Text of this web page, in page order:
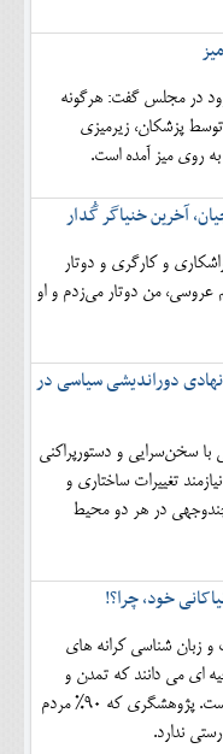
در مجلس گفت: هرگونه
پزشکان، زیرمیزی
روی میز آمده است.
آخرین خنیاگر گُدار
و کارگری و دوتار
عروسی، من دوتار می‌زدم و او
دوراندیشی سیاسی در
با سخن‌سرایی و دستورپراکنی
تغییرات ساختاری و
در هر دو محیط
خود، چرا؟!
و زبان شناسی کرانه های
ای می دانند که تمدن و
فرهنگ هند و اروپایی از آن سرچشمه گرفته است. پژوهشگری که 90% مردم
ندارد.